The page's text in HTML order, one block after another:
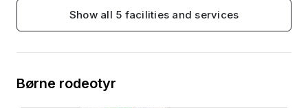
personer 10 minutter at få det hele klar.
men den kan også opstilles på asfalt og andre faste
presenning og faldmåtter til at placere under.
Show all 5 facilities and services
Børne rodeotyr